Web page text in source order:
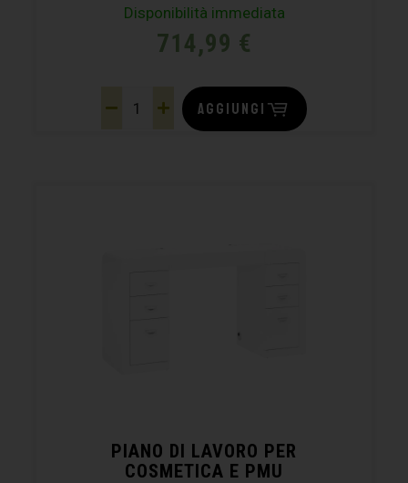
Disponibilità immediata
714,99 €
AGGIUNGI
PIANO DI LAVORO PER
COSMETICA E PMU